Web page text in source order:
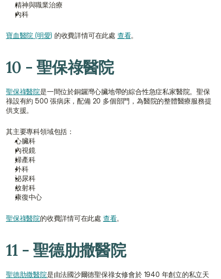
精神與職業治療
內科
寶血醫院 (明愛) 的收費詳情可在此處 查看。
10 - 聖保祿醫院
聖保祿醫院是一間位於銅鑼灣心臟地帶的綜合性急症私家醫院。聖保
祿設有約 500 張病床，配備 20 多個部門，為醫院的整體醫療服務提
供支援。
其主要專科領域包括：
心臟科
內視鏡
婦產科
外科
泌尿科
放射科
康復中心
聖保祿醫院的收費詳情可在此處 查看。
11 - 聖德肋撒醫院
聖德肋撒醫院是由法國沙爾德聖保祿女修會於 1940 年創立的私立天